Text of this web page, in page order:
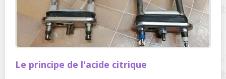
Le principe de l'acide citrique